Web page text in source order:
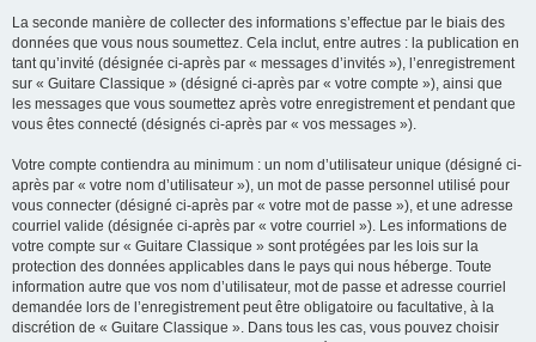
La seconde manière de collecter des informations s’effectue par le biais des
données que vous nous soumettez. Cela inclut, entre autres : la publication en
tant qu’invité (désignée ci-après par « messages d’invités »), l’enregistrement
sur « Guitare Classique » (désigné ci-après par « votre compte »), ainsi que
les messages que vous soumettez après votre enregistrement et pendant que
vous êtes connecté (désignés ci-après par « vos messages »).
Votre compte contiendra au minimum : un nom d’utilisateur unique (désigné ci-
après par « votre nom d’utilisateur »), un mot de passe personnel utilisé pour
vous connecter (désigné ci-après par « votre mot de passe »), et une adresse
courriel valide (désignée ci-après par « votre courriel »). Les informations de
votre compte sur « Guitare Classique » sont protégées par les lois sur la
protection des données applicables dans le pays qui nous héberge. Toute
information autre que vos nom d’utilisateur, mot de passe et adresse courriel
demandée lors de l’enregistrement peut être obligatoire ou facultative, à la
discrétion de « Guitare Classique ». Dans tous les cas, vous pouvez choisir